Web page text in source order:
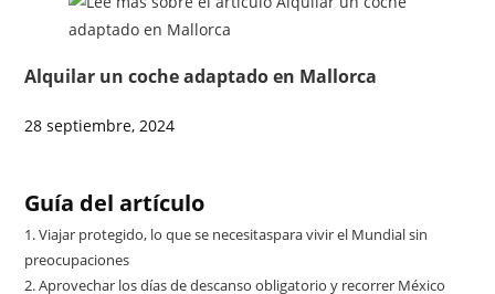
Alquilar un coche adaptado en Mallorca
28 septiembre, 2024
Guía del artículo
1.Viajar protegido, lo que se necesitaspara vivir el Mundial sin
preocupaciones
2.Aprovechar los días de descanso obligatorio y recorrer México